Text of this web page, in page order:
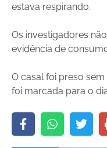
estava respirando.
Os investigadores
evidência de
O casal foi preso
foi marcada para o